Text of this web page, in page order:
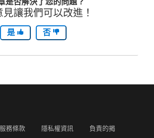
讓我們可以改進！
是 否
服務條款 隱私權資訊 負責的揭